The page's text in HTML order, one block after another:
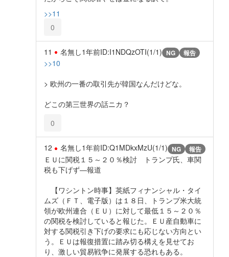
>>11
0
11 名無し1年前ID:I1NDQzOTI(1/1) NG 報告
>>10
> 欧州の一番の取引先が韓国なんだけどな。
どこの第三世界の話ニカ？
0
12 名無し1年前ID:Q1MDkxMzU(1/1) NG 報告
ＥＵに関税１５～２０％検討 トランプ氏、車関
税も下げず―報道
【ワシントン時事】英紙フィナンシャル・タイ
ムズ（ＦＴ、電子版）は１８日、トランプ米大統
領が欧州連合（ＥＵ）に対して最低１５～２０％
の関税を検討していると報じた。ＥＵ産自動車に
対する関税引き下げの要求にも応じない方向とい
う。ＥＵは報復措置に踏み切る構えを見せてお
り、激しい貿易戦争に発展する恐れもある。